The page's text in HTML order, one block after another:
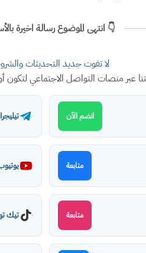
👇 انتهى الموضوع رسالة اخيرة
لا تفوت جديد التحديثات
عبر منصات التواصل الاجتماعي
انضم الآن
متابعة
متابعة تيك